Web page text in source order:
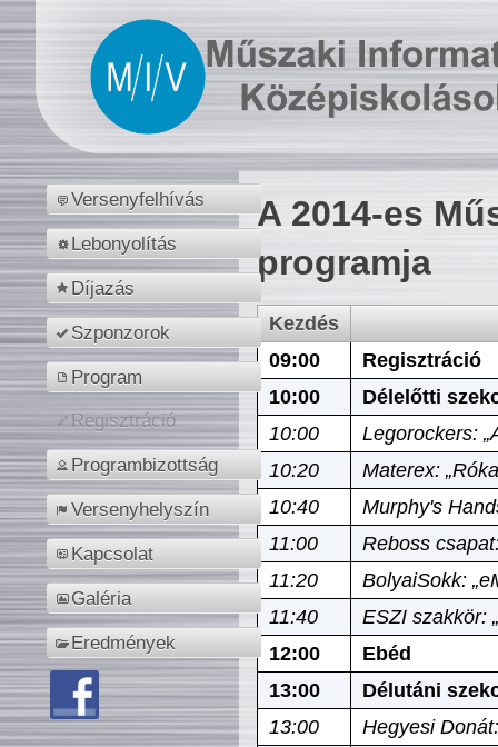
Versenyfelhívás
Lebonyolítás
Díjazás
Szponzorok
Program
Regisztráció
Programbizottság
Versenyhelyszín
Kapcsolat
Galéria
Eredmények
A 2014-es
programja
Kezdés
09:00
Regisztráció
10:00
Délelőtti
10:00
Legorockers:
10:20
Materex:
10:40
Murphy's
11:00
Reboss
11:20
BolyaiSokk:
11:40
ESZI szakkör:
12:00
Ebéd
13:00
Délutáni
13:00
Hegyesi